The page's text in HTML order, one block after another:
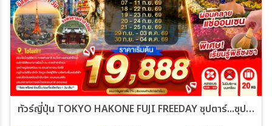
ทัวร์ญี่ปุ่น TOKYO HAKONE FUJI FREEDAY ซุปตาร์...ซุปตาร์...โจรสลัดจัดให้...คุ้มจัด ประหยัดจริง 5วัน 3คืน (XJ)